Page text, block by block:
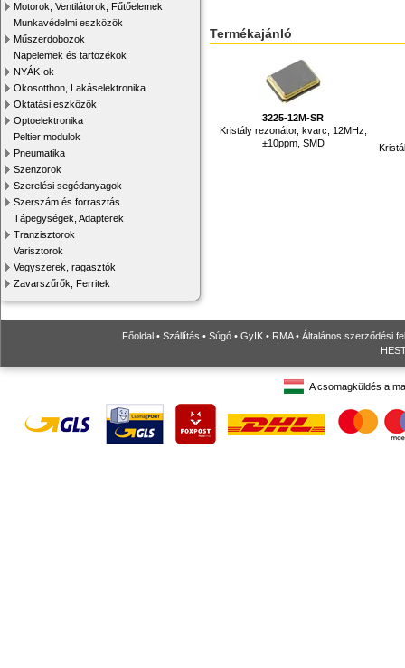
Motorok, Ventilátorok, Fűtőelemek
Munkavédelmi eszközök
Műszerdobozok
Napelemek és tartozékok
NYÁK-ok
Okosotthon, Lakáselektronika
Oktatási eszközök
Optoelektronika
Peltier modulok
Pneumatika
Szenzorok
Szerelési segédanyagok
Szerszám és forrasztás
Tápegységek, Adapterek
Tranzisztorok
Varisztorok
Vegyszerek, ragasztók
Zavarszűrők, Ferritek
Termékajánló
3225-12M-SR
Kristály rezonátor, kvarc, 12MHz,
±10ppm, SMD
Főoldal • Szállítás • Súgó • GyIK • RMA• Általános szerződési
A csomagküldés a